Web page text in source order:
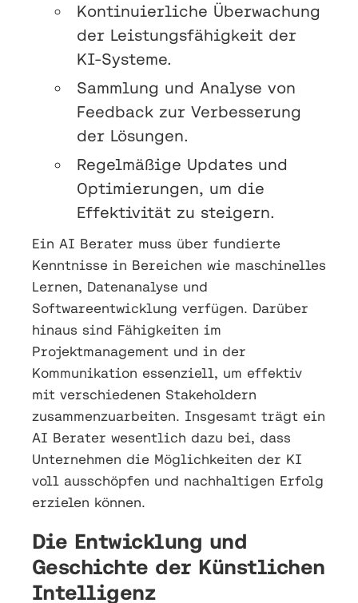
Kontinuierliche Überwachung
der Leistungsfähigkeit der
KI-Systeme.
Sammlung und Analyse von
Feedback zur Verbesserung
der Lösungen.
Regelmäßige Updates und
Optimierungen, um die
Effektivität zu steigern.
Ein AI Berater muss über fundierte
Kenntnisse in Bereichen wie maschinelles
Lernen, Datenanalyse und
Softwareentwicklung verfügen. Darüber
hinaus sind Fähigkeiten im
Projektmanagement und in der
Kommunikation essenziell, um effektiv
mit verschiedenen Stakeholdern
zusammenzuarbeiten. Insgesamt trägt ein
AI Berater wesentlich dazu bei, dass
Unternehmen die Möglichkeiten der KI
voll ausschöpfen und nachhaltigen Erfolg
erzielen können.
Die Entwicklung und
Geschichte der Künstlichen
Intelligenz